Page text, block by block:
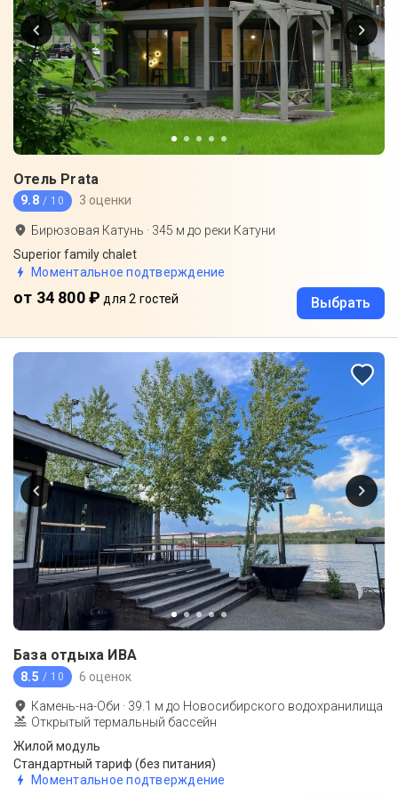
Отель Prata
9.8 / 10 3 оценки
Бирюзовая Катунь · 345 м до реки Катуни
Superior family chalet
Моментальное подтверждение
от 34 800 ₽ для 2 гостей Выбрать
База отдыха ИВА
8.5 / 10 6 оценок
Камень-на-Оби · 39.1 м до Новосибирского водохранилища
Открытый термальный бассейн
Жилой модуль
Стандартный тариф (без питания)
Моментальное подтверждение